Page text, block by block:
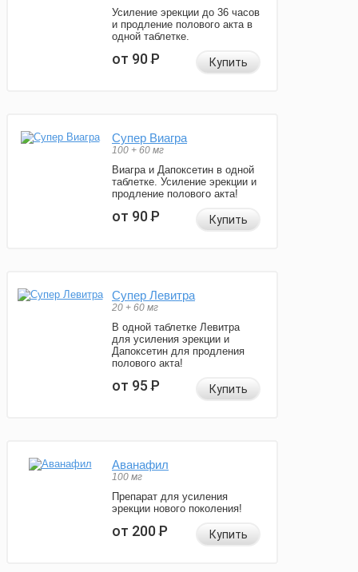
Усиление эрекции до 36 часов
и продление полового акта в
одной таблетке.
от 90Р Купить
Супер Виагра
100 + 60 мг
Виагра и Дапоксетин в одной
таблетке. Усиление эрекции и
продление полового акта!
от 90Р Купить
Супер Левитра
20 + 60 мг
В одной таблетке Левитра
для усиления эрекции и
Дапоксетин для продления
полового акта!
от 95Р Купить
Аванафил
100 мг
Препарат для усиления
эрекции нового поколения!
от 200Р Купить